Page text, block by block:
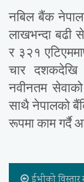
नबिल बैंक
लाखभन्दा बढी
र ३२१
चार दशकदेखि
नवीनतम
साथै नेपालको
रूपमा काम गर्दै